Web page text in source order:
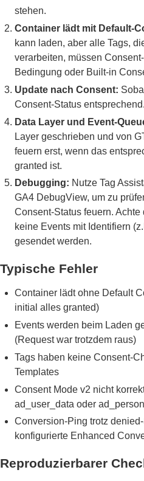
stehen.
Container lädt mit Default-
kann laden, aber alle Tags,
verarbeiten, müssen
Bedingung oder Built-in
Update nach Consent:
Consent-Status entsprechend.
Data Layer und Event-
Layer geschrieben und von
feuern erst, wenn das
granted ist.
Debugging: Nutze Tag
GA4 DebugView, um zu
Consent-Status feuern.
keine Events mit Identifiern
gesendet werden.
Typische Fehler
Container lädt ohne Default
initial alles granted)
Events werden beim Laden
(Request war trotzdem raus)
Tags haben keine Consent-
Templates
Consent Mode v2 nicht
ad_user_data oder
Conversion-Ping trotz
konfigurierte Enhanced
Reproduzierbarer